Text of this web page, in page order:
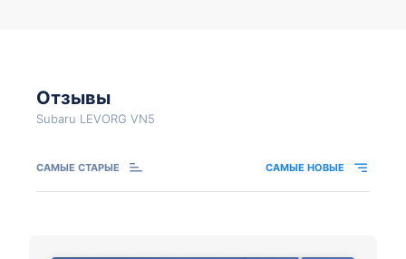
Отзывы
Subaru LEVORG VN5
САМЫЕ СТАРЫЕ САМЫЕ НОВЫЕ